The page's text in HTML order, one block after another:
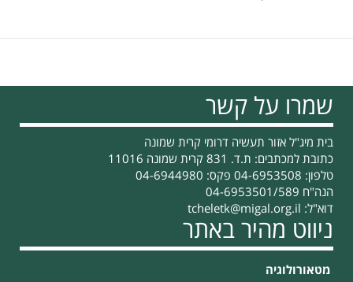
שמרו על קשר
בית מיג"ל אזור תעשיה דרומי קרית שמונה
כתובת למכתבים: ת.ד. 831 קרית שמונה 11016
טלפון: 04-6953508 פקס: 04-6944980
הנה"ח 04-6953501/589
דוא"ל: tcheletk@migal.org.il
ניווט מהיר באתר
מטאורולוגיה